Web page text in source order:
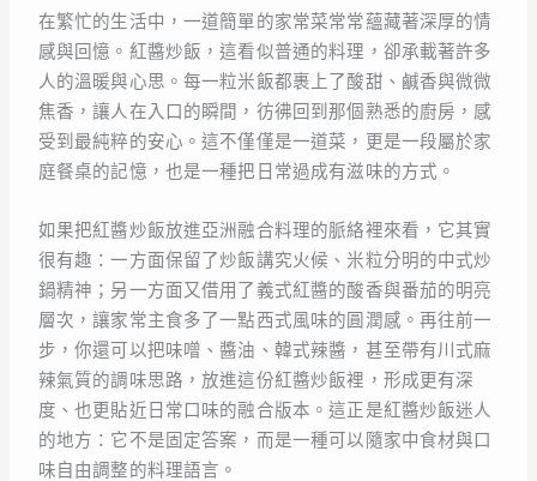
在繁忙的生活中，一道簡單的家常菜常常蘊藏著深厚的情
感與回憶。紅醬炒飯，這看似普通的料理，卻承載著許多
人的溫暖與心思。每一粒米飯都裹上了酸甜、鹹香與微微
焦香，讓人在入口的瞬間，彷彿回到那個熟悉的廚房，感
受到最純粹的安心。這不僅僅是一道菜，更是一段屬於家
庭餐桌的記憶，也是一種把日常過成有滋味的方式。
如果把紅醬炒飯放進亞洲融合料理的脈絡裡來看，它其實
很有趣：一方面保留了炒飯講究火候、米粒分明的中式炒
鍋精神；另一方面又借用了義式紅醬的酸香與番茄的明亮
層次，讓家常主食多了一點西式風味的圓潤感。再往前一
步，你還可以把味噌、醬油、韓式辣醬，甚至帶有川式麻
辣氣質的調味思路，放進這份紅醬炒飯裡，形成更有深
度、也更貼近日常口味的融合版本。這正是紅醬炒飯迷人
的地方：它不是固定答案，而是一種可以隨家中食材與口
味自由調整的料理語言。